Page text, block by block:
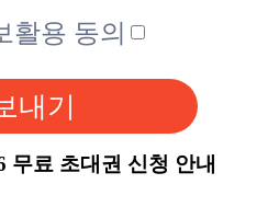
활용 동의
내기
료 초대권 신청 안내